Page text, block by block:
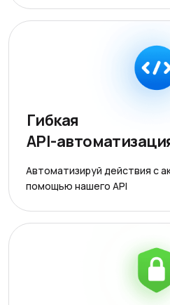
Гибкая
API-
Автоматизируй действия с
помощью нашего API